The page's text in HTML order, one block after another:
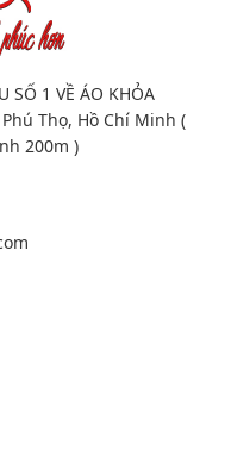
SỐ 1 VỀ ÁO KHỎA
Thọ, Hồ Chí Minh (
200m )